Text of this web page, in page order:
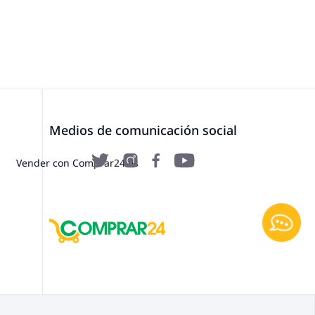
Vender con Comprar24.es
Medios de comunicación social